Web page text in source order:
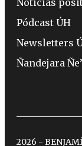
Pódcast ÚH
Newsletters
Ñandejara
2026 -